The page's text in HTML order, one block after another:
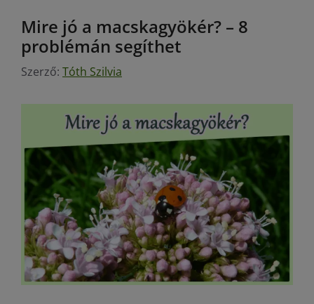
Mire jó a macskagyökér? – 8
problémán segíthet
Szerző: Tóth Szilvia